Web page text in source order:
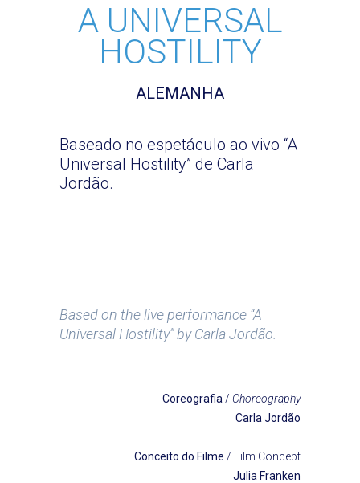
A UNIVERSAL
HOSTILITY
ALEMANHA
Baseado no espetáculo ao vivo “A
Universal Hostility” de Carla
Jordão.
Based on the live performance “A
Universal Hostility” by Carla Jordão.
Coreografia / Choreography
Carla Jordão
Conceito do Filme / Film Concept
Julia Franken